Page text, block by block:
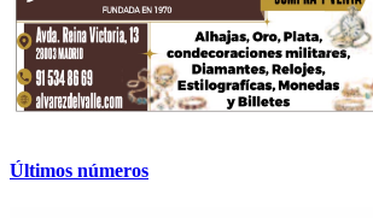
Últimos números